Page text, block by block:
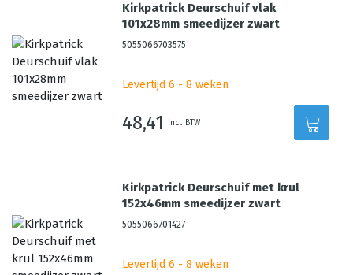
Kirkpatrick Deurschuif vlak
101x28mm smeedijzer zwart
5055066703575
Levertijd 6 - 8 weken
48,41 incl. BTW
Kirkpatrick Deurschuif met krul
152x46mm smeedijzer zwart
5055066701427
Levertijd 6 - 8 weken